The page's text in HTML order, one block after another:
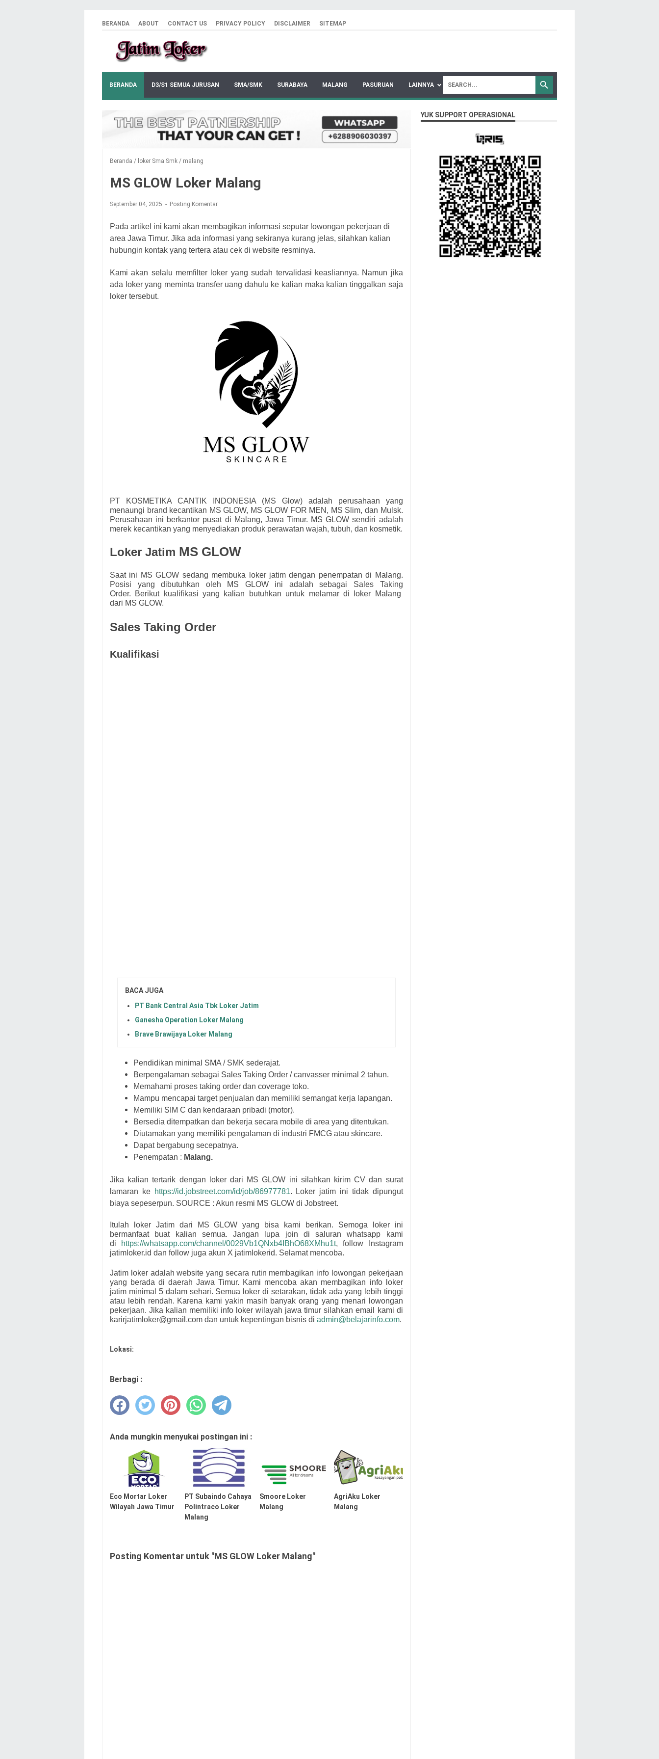
BERANDA ABOUT CONTACT US PRIVACY POLICY DISCLAIMER SITEMAP
BERANDA D3/S1 SEMUA JURUSAN SMA/SMK SURABAYA MALANG PASURUAN LAINNYA
Beranda / loker Sma Smk / malang
MS GLOW Loker Malang
September 04, 2025 Posting Komentar
Pada artikel ini kami akan membagikan informasi seputar lowongan pekerjaan di
area Jawa Timur. Jika ada informasi yang sekiranya kurang jelas, silahkan kalian
hubungin kontak yang tertera atau cek di website resminya.
Kami akan selalu memfilter loker yang sudah tervalidasi keasliannya. Namun jika
ada loker yang meminta transfer uang dahulu ke kalian maka kalian tinggalkan saja
loker tersebut.
PT KOSMETIKA CANTIK INDONESIA (MS Glow) adalah perusahaan yang
menaungi brand kecantikan MS GLOW, MS GLOW FOR MEN, MS Slim, dan Mulsk.
Perusahaan ini berkantor pusat di Malang, Jawa Timur. MS GLOW sendiri adalah
merek kecantikan yang menyediakan produk perawatan wajah, tubuh, dan kosmetik.
Loker Jatim MS GLOW
Saat ini MS GLOW sedang membuka loker jatim dengan penempatan di Malang.
Posisi yang dibutuhkan oleh
MS GLOW ini adalah sebagai Sales Taking
Order. Berikut kualifikasi yang kalian butuhkan untuk melamar di loker Malang
dari MS GLOW.
Sales Taking Order
Kualifikasi
BACA JUGA
PT Bank Central Asia Tbk Loker Jatim
Ganesha Operation Loker Malang
Brave Brawijaya Loker Malang
Pendidikan minimal SMA / SMK sederajat.
Berpengalaman sebagai Sales Taking Order / canvasser minimal 2 tahun.
Memahami proses taking order dan coverage toko.
Mampu mencapai target penjualan dan memiliki semangat kerja lapangan.
Memiliki SIM C dan kendaraan pribadi (motor).
Bersedia ditempatkan dan bekerja secara mobile di area yang ditentukan.
Diutamakan yang memiliki pengalaman di industri FMCG atau skincare.
Dapat bergabung secepatnya.
Penempatan : Malang.
Jika kalian tertarik dengan loker dari MS GLOW ini silahkan kirim CV dan surat
lamaran ke https://id.jobstreet.com/id/job/86977781. Loker jatim ini tidak dipungut
biaya sepeserpun. SOURCE : Akun resmi MS GLOW di Jobstreet.
Itulah loker Jatim dari MS GLOWyang bisa kami berikan. Semoga loker ini
bermanfaat buat kalian semua.Jangan lupa join di saluran whatsapp kami
di
https://whatsapp.com/channel/0029Vb1QNxb4IBhO68XMhu1t, follow Instagram
jatimloker.id dan follow juga akun X jatimlokerid. Selamat mencoba.
Jatim loker adalah website yang secara rutin membagikan info lowongan pekerjaan
yang berada di daerah Jawa Timur. Kami mencoba akan membagikan info loker
jatim minimal 5 dalam sehari. Semua loker di setarakan, tidak ada yang lebih tinggi
atau lebih rendah. Karena kami yakin masih banyak orang yang menari lowongan
pekerjaan. Jika kalian memiliki info loker wilayah jawa timur silahkan email kami di
karirjatimloker@gmail.com dan untuk kepentingan bisnis di admin@belajarinfo.com.
Lokasi:
Berbagi :
Anda mungkin menyukai postingan ini :
Eco Mortar Loker
Wilayah Jawa Timur
PT Subaindo Cahaya
Polintraco Loker
Malang
Smoore Loker
Malang
AgriAku Loker
Malang
Posting Komentar untuk "MS GLOW Loker Malang"
YUK SUPPORT OPERASIONAL